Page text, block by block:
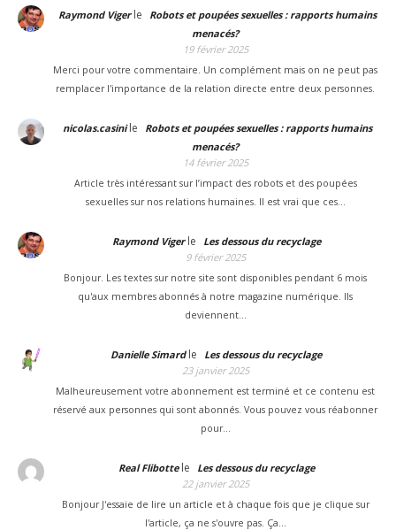
Raymond Vigerle
Robots et poupées sexuelles : rapports humains
menacés?
19 février 2025
Merci pour votre commentaire. Un complément mais on ne peut pas
remplacer l'importance de la relation directe entre deux personnes.
nicolas.casinile
Robots et poupées sexuelles : rapports humains
menacés?
14 février 2025
Article très intéressant sur l’impact des robots et des poupées
sexuelles sur nos relations humaines. Il est vrai que ces…
Raymond Vigerle
Les dessous du recyclage
9 février 2025
Bonjour. Les textes sur notre site sont disponibles pendant 6 mois
qu'aux membres abonnés à notre magazine numérique. Ils
deviennent…
Danielle Simardle
Les dessous du recyclage
23 janvier 2025
Malheureusement votre abonnement est terminé et ce contenu est
réservé aux personnes qui sont abonnés. Vous pouvez vous réabonner
pour…
Real Flibottele
Les dessous du recyclage
22 janvier 2025
Bonjour J'essaie de lire un article et à chaque fois que je clique sur
l'article, ça ne s'ouvre pas. Ça…